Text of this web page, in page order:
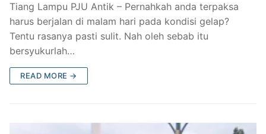
Tiang Lampu PJU Antik – Pernahkah anda terpaksa
harus berjalan di malam hari pada kondisi gelap?
Tentu rasanya pasti sulit. Nah oleh sebab itu
bersyukurlah…
READ MORE →